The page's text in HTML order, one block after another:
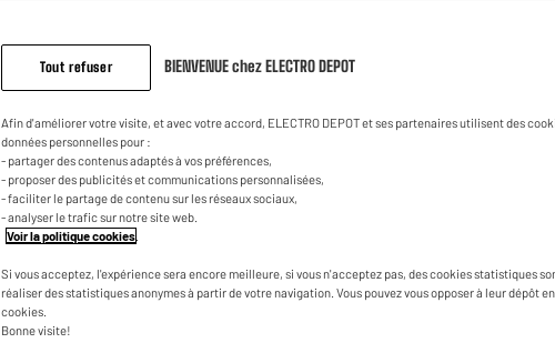
Tout refuser BIENVENUE chez ELECTRO DEPOT
Afin d'améliorer votre visite, et avec votre accord, ELECTRO DEPOT et ses partenaires utilisent des
données personnelles pour :
- partager des contenus adaptés à vos préférences,
- proposer des publicités et communications personnalisées,
- faciliter le partage de contenu sur les réseaux sociaux,
- analyser le trafic sur notre site web.
Voir la politique cookies
Si vous acceptez, l'expérience sera encore meilleure, si vous n'acceptez pas, des cookies statistiques
réaliser des statistiques anonymes à partir de votre navigation. Vous pouvez vous opposer à leur dépôt
cookies.
Bonne visite!